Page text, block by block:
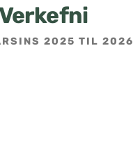
2025 TIL 2026